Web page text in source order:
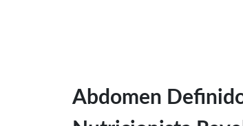
Abdomen